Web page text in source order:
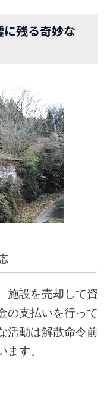
残る奇妙な
施設を売却して資
の支払いを行って
活動は解散命令前
す。